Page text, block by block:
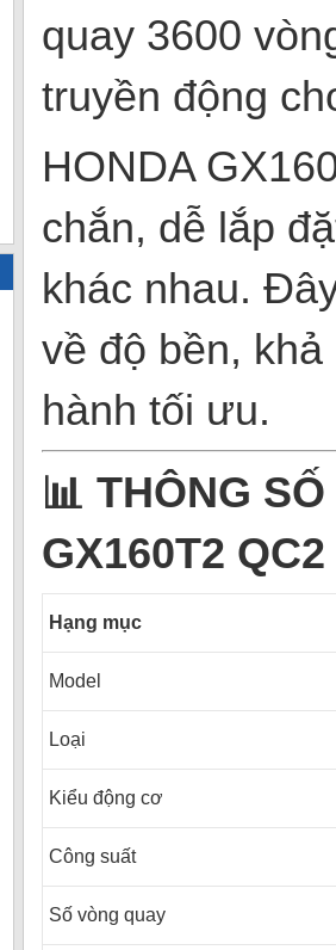
quay 3600
truyền động
HONDA
chắn, dễ lắp
khác nhau.
về độ bền,
hành tối ưu.
📊 THÔNG
GX160T2 QC2
Hạng mục
Model
Loại
Kiểu động cơ
Công suất
Số vòng quay